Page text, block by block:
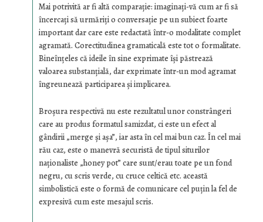
Mai potrivită ar fi altă comparaţie: imaginaţi-vă cum ar fi să
încercaţi să urmăriţi o conversaţie pe un subiect foarte
important dar care este redactată într-o modalitate complet
agramată. Corectitudinea gramaticală este tot o formalitate.
Bineînţeles că ideile în sine exprimate îşi păstrează
valoarea substanţială, dar exprimate într-un mod agramat
îngreunează participarea şi implicarea.
Broşura respectivă nu este rezultatul unor constrângeri
care au produs formatul samizdat, ci este un efect al
gândirii „merge şi aşa”, iar asta în cel mai bun caz. În cel mai
rău caz, este o manevră securistă de tipul siturilor
naţionaliste „honey pot” care sunt/erau toate pe un fond
negru, cu scris verde, cu cruce celtică etc. această
simbolistică este o formă de comunicare cel puţin la fel de
expresivă cum este mesajul scris.